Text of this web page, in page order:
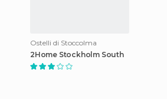
Ostelli di Stoccolma
2Home Stockholm South